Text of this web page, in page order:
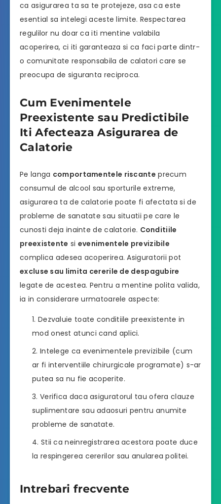
ca asigurarea ta sa te protejeze, asa ca este
esential sa intelegi aceste limite. Respectarea
regulilor nu doar ca iti mentine valabila
acoperirea, ci iti garanteaza si ca faci parte dintr-
o comunitate responsabila de calatori care se
preocupa de siguranta reciproca.
Cum Evenimentele
Preexistente sau Predictibile
Iti Afecteaza Asigurarea de
Calatorie
Pe langa comportamentele riscante precum
consumul de alcool sau sporturile extreme,
asigurarea ta de calatorie poate fi afectata si de
probleme de sanatate sau situatii pe care le
cunosti deja inainte de calatorie. Conditiile
preexistente si evenimentele previzibile
complica adesea acoperirea. Asiguratorii pot
excluse sau limita cererile de despagubire
legate de acestea. Pentru a mentine polita valida,
ia in considerare urmatoarele aspecte:
Dezvaluie toate conditiile preexistente in
mod onest atunci cand aplici.
Intelege ca evenimentele previzibile (cum
ar fi interventiile chirurgicale programate) s-ar
putea sa nu fie acoperite.
Verifica daca asiguratorul tau ofera clauze
suplimentare sau adaosuri pentru anumite
probleme de sanatate.
Stii ca neinregistrarea acestora poate duce
la respingerea cererilor sau anularea politei.
Intrebari frecvente